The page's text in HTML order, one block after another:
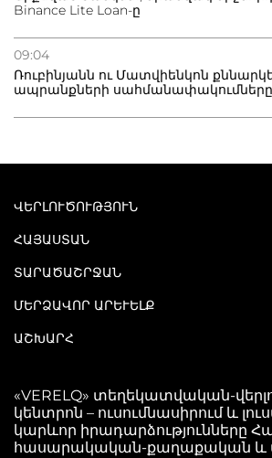
Binance Lite Loan-ը
09:04
Ռուբինյանն ու Մատվիենկոն
ապրանքների սահմանափակումները
ՎԵՐԼՈՒԾՈՒԹՅՈՒՆ
ՀԱՅԱՍՏԱՆ
ՏԱՐԱԾԱՇՐՋԱՆ
ՄԵՐՁԱՎՈՐ ԱՐԵՒԵԼՔ
ԱՇԽԱՐՀ
«VERELQ» տեղեկատվական-
կենտրոն – ուսումնասիրում և
կարևոր իրադարձությունները
հասարակական-քաղաքական և